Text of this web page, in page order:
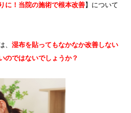
に！当院の施術で根本改善】について
、 湿布を貼ってもなかなか改善しない
のではないでしょうか？